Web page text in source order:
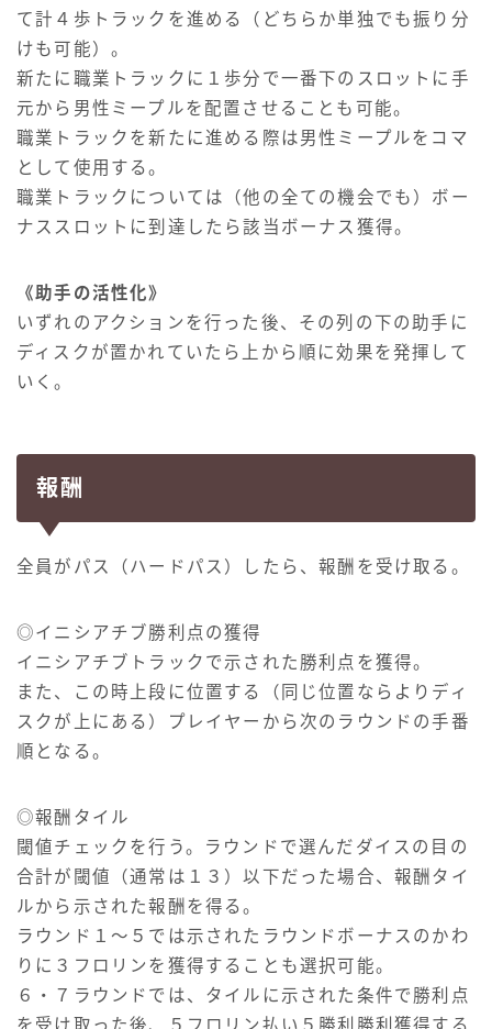
て計４歩トラックを進める（どちらか単独でも振り分
けも可能）。
新たに職業トラックに１歩分で一番下のスロットに手
元から男性ミープルを配置させることも可能。
職業トラックを新たに進める際は男性ミープルをコマ
として使用する。
職業トラックについては（他の全ての機会でも）ボー
ナススロットに到達したら該当ボーナス獲得。
《助手の活性化》
いずれのアクションを行った後、その列の下の助手に
ディスクが置かれていたら上から順に効果を発揮して
いく。
報酬
全員がパス（ハードパス）したら、報酬を受け取る。
◎イニシアチブ勝利点の獲得
イニシアチブトラックで示された勝利点を獲得。
また、この時上段に位置する（同じ位置ならよりディ
スクが上にある）プレイヤーから次のラウンドの手番
順となる。
◎報酬タイル
閾値チェックを行う。ラウンドで選んだダイスの目の
合計が閾値（通常は１３）以下だった場合、報酬タイ
ルから示された報酬を得る。
ラウンド１～５では示されたラウンドボーナスのかわ
りに３フロリンを獲得することも選択可能。
６・７ラウンドでは、タイルに示された条件で勝利点